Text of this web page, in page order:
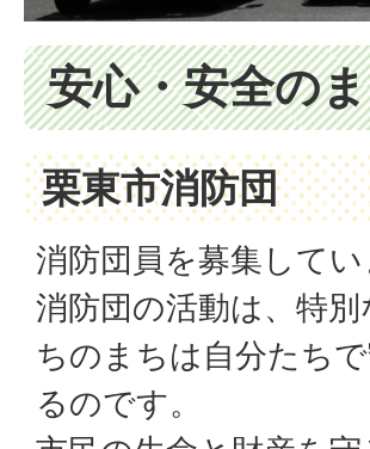
安心・安全の
栗東市消防団
消防団員を募集してい
消防団の活動は、特
ちのまちは自分たち
るのです。